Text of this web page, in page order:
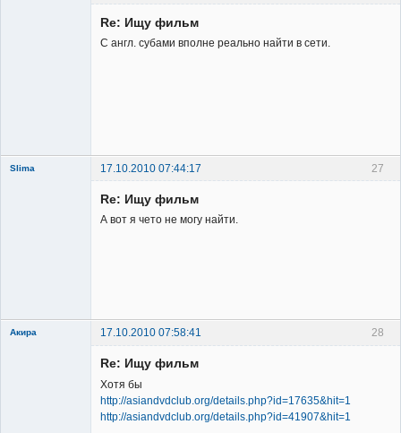
Re: Ищу фильм
С англ. субами вполне реально найти в сети.
27
Slima 17.10.2010 07:44:17
Re: Ищу фильм
А вот я чето не могу найти.
28
Акира 17.10.2010 07:58:41
Re: Ищу фильм
Хотя бы
http://asiandvdclub.org/details.php?id=17635&hit=1
http://asiandvdclub.org/details.php?id=41907&hit=1